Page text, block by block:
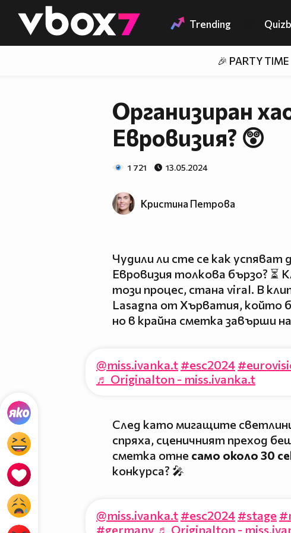
👾 Trending
🎉 PARTY TIME
Организиран
Евровизия? 😲
1 721 13.05.2024
Кристина Петрова
Чудили ли сте се как успяват
Евровизия толкова бързо? ⏳
този процес, стана viral. В
Lasagna от Хърватия, който
но в крайна сметка завърши
@miss.ivanka.t #esc2024
♬ Originalton - miss.ivanka.t
След като мигащите
спряха, сценичният преход
сметка отне само около 30
конкурса? 🎤
@miss.ivanka.t #esc2024 #stage
#germany ♬ Originalton -